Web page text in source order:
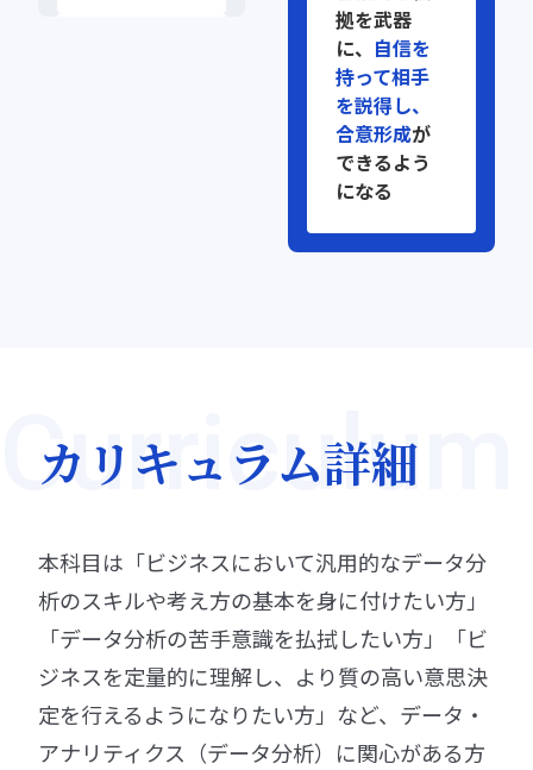
拠を武器
に、 自信を
持って相手
を説得し、
合意形成が
できるよう
になる
カリキュラム詳細
本科目は「ビジネスにおいて汎用的なデータ分
析のスキルや考え方の基本を身に付けたい方」
「データ分析の苦手意識を払拭したい方」「ビ
ジネスを定量的に理解し、より質の高い意思決
定を行えるようになりたい方」など、データ・
アナリティクス（データ分析）に関心がある方